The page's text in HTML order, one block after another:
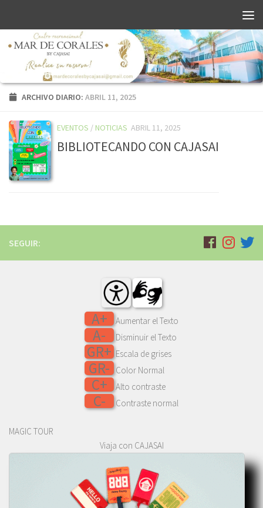
ARCHIVO DIARIO: ABRIL 11, 2025
EVENTOS / NOTICIAS ABRIL 11, 2025
BIBLIOTECANDO CON CAJASAI
SEGUIR:
A+ Aumentar el Texto
A- Disminuir el Texto
GR+ Escala de grises
GR- Color Normal
C+ Alto contraste
C- Contraste normal
MAGIC TOUR
Viaja con CAJASAI